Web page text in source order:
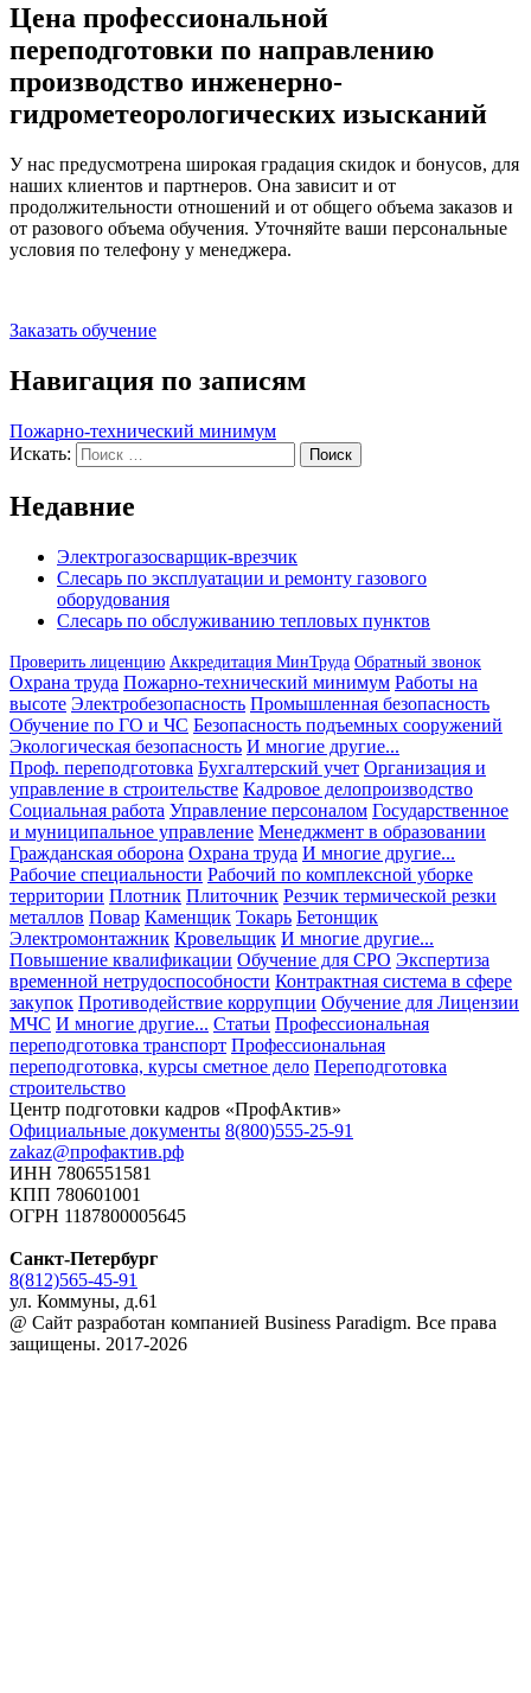
Цена профессиональной
переподготовки по направлению
производство инженерно-
гидрометеорологических изысканий
У нас предусмотрена широкая градация скидок и бонусов, для
наших клиентов и партнеров. Она зависит и от
продолжительности отношений и от общего объема заказов и
от разового объема обучения. Уточняйте ваши персональные
условия по телефону у менеджера.
Заказать обучение
Навигация по записям
Пожарно-технический минимум
Искать:
Поиск
Недавние
Электрогазосварщик-врезчик
Слесарь по эксплуатации и ремонту газового
оборудования
Слесарь по обслуживанию тепловых пунктов
Проверить лиценцию Аккредитация МинТруда Обратный звонок
Охрана труда Пожарно-технический минимум Работы на
высоте Электробезопасность Промышленная безопасность
Обучение по ГО и ЧС Безопасность подъемных сооружений
Экологическая безопасность И многие другие...
Проф. переподготовка Бухгалтерский учет Организация и
управление в строительстве Кадровое делопроизводство
Социальная работа Управление персоналом Государственное
и муниципальное управление Менеджмент в образовании
Гражданская оборона Охрана труда И многие другие...
Рабочие специальности Рабочий по комплексной уборке
территории Плотник Плиточник Резчик термической резки
металлов Повар Каменщик Токарь Бетонщик
Электромонтажник Кровельщик И многие другие...
Повышение квалификации Обучение для СРО Экспертиза
временной нетрудоспособности Контрактная система в сфере
закупок Противодействие коррупции Обучение для Лицензии
МЧС И многие другие... Статьи Профессиональная
переподготовка транспорт Профессиональная
переподготовка, курсы сметное дело Переподготовка
строительство
Центр подготовки кадров «ПрофАктив»
Официальные документы 8(800)555-25-91
zakaz@профактив.рф
ИНН 7806551581
КПП 780601001
ОГРН 1187800005645
Санкт-Петербург
8(812)565-45-91
ул. Коммуны, д.61
@ Сайт разработан компанией Business Paradigm. Все права
защищены. 2017-2026